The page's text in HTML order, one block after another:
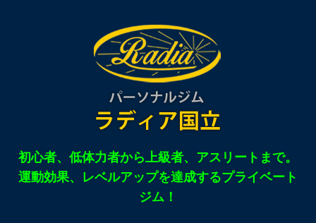
初心者、低体力者から上級者、アスリートまで。
運動効果、レベルアップを達成するプライベート
ジム！